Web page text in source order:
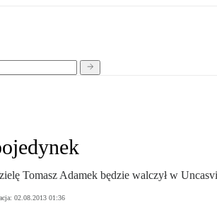
Tomasz Adamek będzie walczył w
02.08.2013 01:36